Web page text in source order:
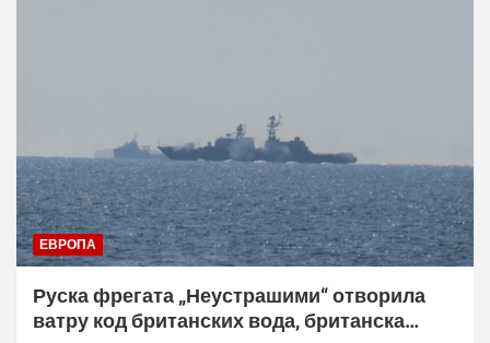
ЕВРОПА
Руска фрегата „Неустрашими“ отворила
ватру код британских вода, британска